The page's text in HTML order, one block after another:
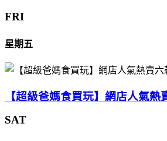
FRI
星期五
【超級爸媽食買玩】網店人氣熱
SAT